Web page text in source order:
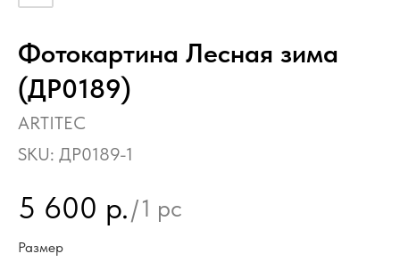
Фотокартина Лесная зима
(ДР0189)
ARTITEC
SKU: ДР0189-1
5 600 р./1 pc
Размер